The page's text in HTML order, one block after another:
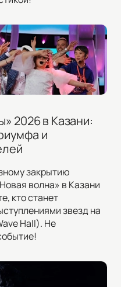
2026 в Казани:
и
закрытию
волна» в Казани
кто станет
звезд на
Hall). Не